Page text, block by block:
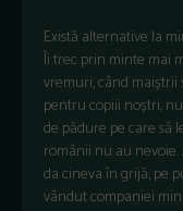
Există alternative la
Îi trec prin minte mai
vremuri, când maiștrii
pentru copiii noștri,
de pădure pe care să
românii nu au
da cineva în grijă, pe
vândut companiei